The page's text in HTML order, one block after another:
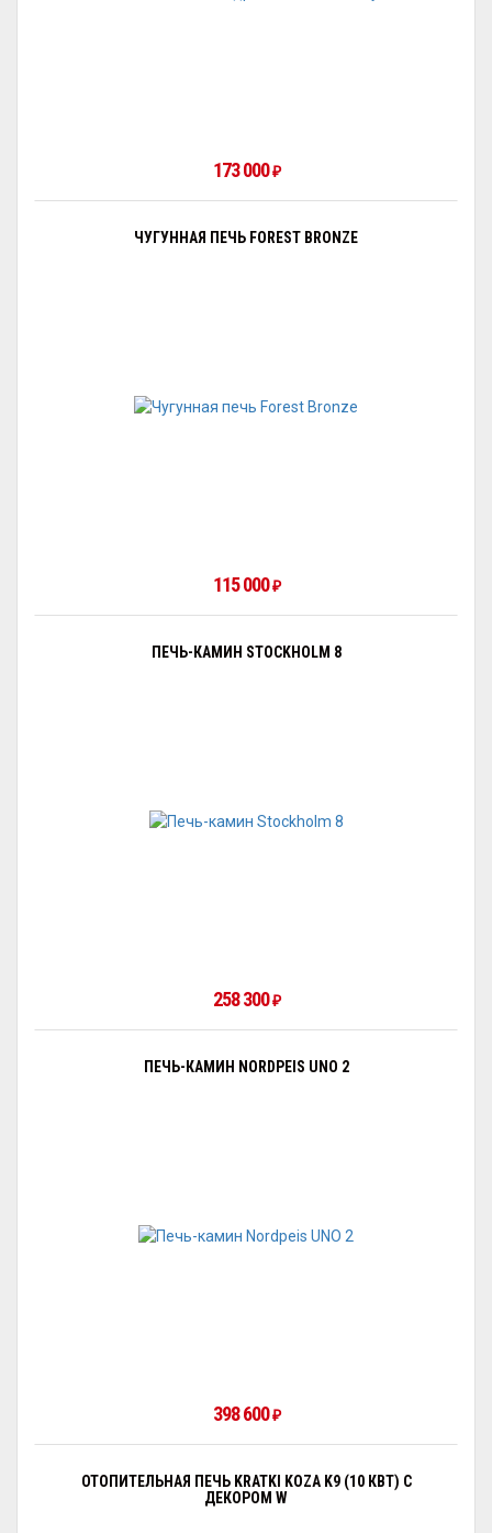
173 000 ₽
ЧУГУННАЯ ПЕЧЬ FOREST BRONZE
115 000 ₽
ПЕЧЬ-КАМИН STOCKHOLM 8
258 300 ₽
ПЕЧЬ-КАМИН NORDPEIS UNO 2
398 600 ₽
ОТОПИТЕЛЬНАЯ ПЕЧЬ KRATKI KOZA K9 (10 КВТ) С
ДЕКОРОМ W